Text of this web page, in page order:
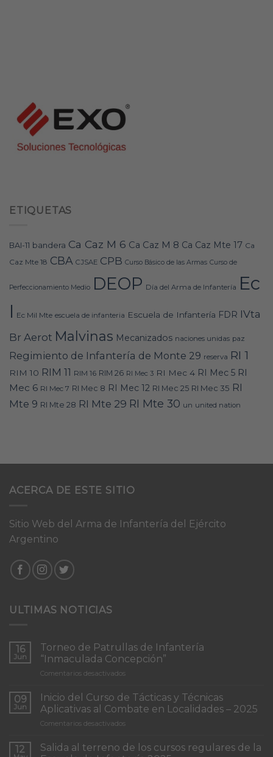
ETIQUETAS
BAI-11 bandera Ca Caz M 6 Ca Caz M 8 Ca Caz Mte 17 Ca
Caz Mte 18 CBA CJSAE CPB Curso Básico de las Armas Curso de
Perfeccionamiento Medio DEOP Día del Arma de Infantería Ec
I Ec Mil Mte escuela de infanteria Escuela de Infantería FDR IVta
Br Aerot Malvinas Mecanizados naciones unidas paz
Regimiento de Infantería de Monte 29 reserva RI 1
RIM 10 RIM 11 RIM 16 RIM 26 RI Mec 3 RI Mec 4 RI Mec 5 RI
Mec 6 RI Mec 7 RI Mec 8 RI Mec 12 RI Mec 25 RI Mec 35 RI
Mte 9 RI Mte 28 RI Mte 29 RI Mte 30 un united nation
ACERCA DE ESTE SITIO
Sitio Web del Arma de Infantería del Ejército
Argentino
ULTIMAS NOTICIAS
16
Jun
Torneo de Patrullas de Infantería
“Inmaculada Concepción”
Comentarios desactivadosen
de
Patrullas
de
Infantería
Concepción”
09
Jun
Inicio del Curso de Tácticas y Técnicas
Aplicativas al Combate en Localidades – 2025
Comentarios desactivadosen
del
Curso
12
Salida al terreno de los cursos regulares de la